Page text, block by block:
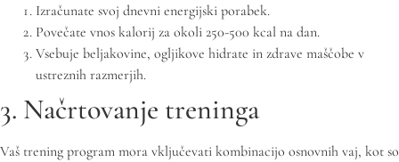
Izračunate svoj dnevni energijski porabek.
Povečate vnos kalorij za okoli 250-500 kcal na dan.
Vsebuje beljakovine, ogljikove hidrate in zdrave maščobe v
ustreznih razmerjih.
3. Načrtovanje treninga
Vaš trening program mora vključevati kombinacijo osnovnih vaj, kot so